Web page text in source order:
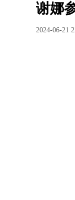
谢娜
2024-06-21